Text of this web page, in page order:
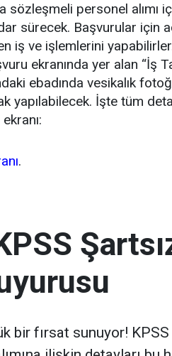
sözleşmeli personel alımı
sürecek. Başvurular için
iş ve işlemlerini
ekranında yer alan “İş
ebadında vesikalık
yapılabilecek. İşte tüm
.
bir fırsat sunuyor! KPSS